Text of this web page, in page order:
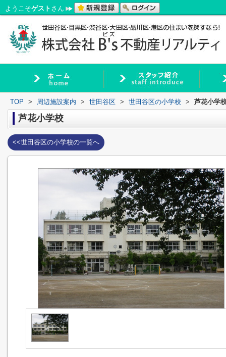
ようこそゲスト さん
TOP > 周辺施設案内 > 世田谷区 > 世田谷区の小学校 > 芦花小学
芦花小学校
<<世田谷区の小学校の一覧へ